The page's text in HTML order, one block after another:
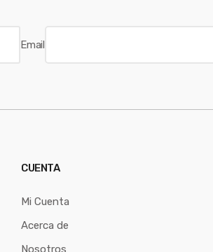
Email
CUENTA
Mi Cuenta
Acerca de
Nosotros